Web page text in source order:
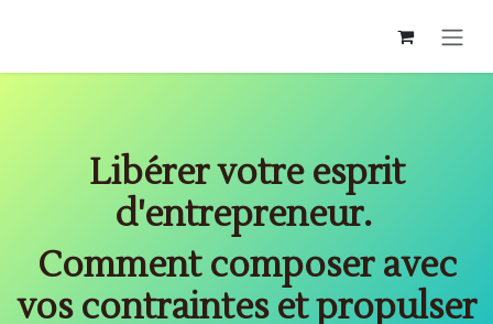
Libérer votre esprit
d'entrepreneur.
Comment composer avec
vos contraintes et propulser